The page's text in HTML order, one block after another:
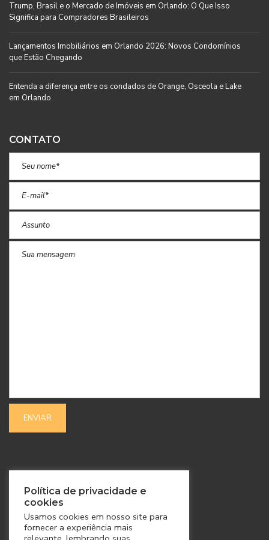
Trump, Brasil e o Mercado de Imóveis em Orlando: O Que Isso
Significa para Compradores Brasileiros
Lançamentos Imobiliários em Orlando 2026: Novos Condomínios
que Estão Chegando
Entenda a diferença entre os condados de Orange, Osceola e Lake
em Orlando
CONTATO
SIGA-NOS
Política de privacidade e
cookies
Usamos cookies em nosso site para
fornecer a experiência mais